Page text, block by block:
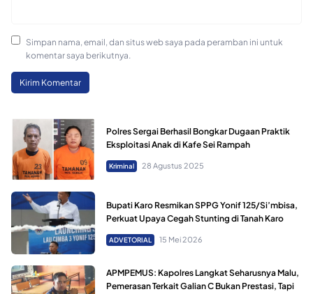
Simpan nama, email, dan situs web saya pada peramban ini untuk
komentar saya berikutnya.
Polres Sergai Berhasil Bongkar Dugaan Praktik
Eksploitasi Anak di Kafe Sei Rampah
Kriminal 28 Agustus 2025
Bupati Karo Resmikan SPPG Yonif 125/Si’mbisa,
Perkuat Upaya Cegah Stunting di Tanah Karo
ADVETORIAL 15 Mei 2026
APMPEMUS: Kapolres Langkat Seharusnya Malu,
Pemerasan Terkait Galian C Bukan Prestasi, Tapi